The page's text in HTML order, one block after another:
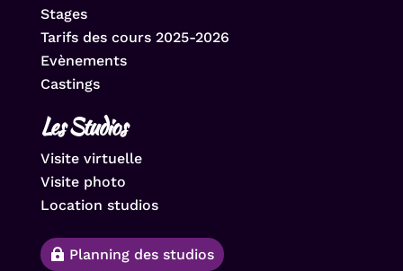
Stages
Tarifs des cours 2025-2026
Evènements
Castings
Les Studios
Visite virtuelle
Visite photo
Location studios
Planning des studios